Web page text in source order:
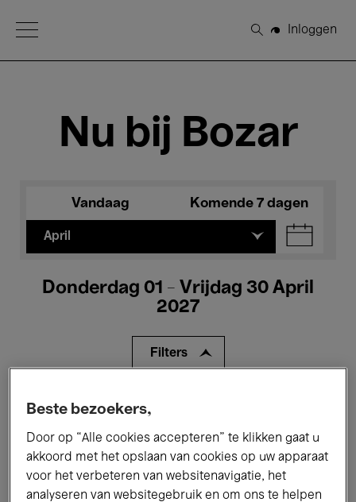
Open Menu
Zoeken
Inloggen
Nu bij Bozar
Vandaag Komende 7 dagen
April
Donderdag 01 - Vrijdag 30 April
2027
Filters
Alle evenementen
Tentoonstellingen Films
Performances Lezingen & Debatten
Beste bezoekers,
Door op “Alle cookies accepteren” te klikken gaat u
akkoord met het opslaan van cookies op uw apparaat
voor het verbeteren van websitenavigatie, het
analyseren van websitegebruik en om ons te helpen